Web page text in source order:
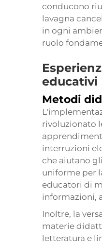
conducono
lavagna
in ogni
ruolo
educativi
Metodi
rivoluzionato
interruzioni
che aiutano
uniforme per
educatori di
informazioni,
Inoltre, la
materie
letteratura e